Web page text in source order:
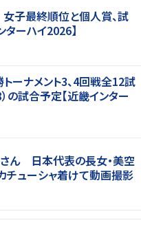
子最終順位と個人賞、試
ーハイ2026】
ーナメント3、4回戦全12試
の試合予定【近畿インター
ん 日本代表の長女・美空
チューシャ着けて動画撮影